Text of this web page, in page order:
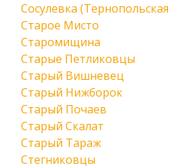
Сосулевка (Тернопольская
Старое Мисто
Старомищина
Старые Петликовцы
Старый Вишневец
Старый Нижборок
Старый Почаев
Старый Скалат
Старый Тараж
Стегниковцы